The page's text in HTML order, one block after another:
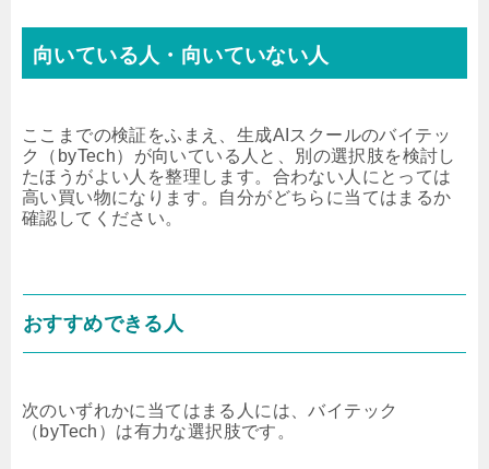
向いている人・向いていない人
ここまでの検証をふまえ、生成AIスクールのバイテッ
ク（byTech）が向いている人と、別の選択肢を検討し
たほうがよい人を整理します。合わない人にとっては
高い買い物になります。自分がどちらに当てはまるか
確認してください。
おすすめできる人
次のいずれかに当てはまる人には、バイテック
（byTech）は有力な選択肢です。